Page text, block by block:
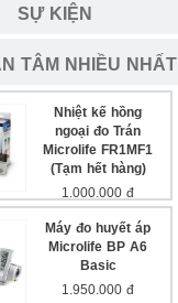
SỰ KIỆN
TÂM NHIỀU NHẤT
Nhiệt kế hồng
ngoại đo Trán
Microlife FR1MF1
(Tạm hết hàng)
1.000.000 đ
Máy đo huyết áp
Microlife BP A6
Basic
1.950.000 đ